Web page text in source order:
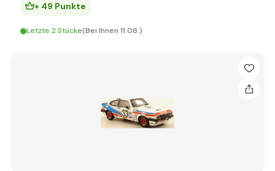
+ 49 Punkte
Letzte 2 Stücke(Bei Ihnen 11.08.)